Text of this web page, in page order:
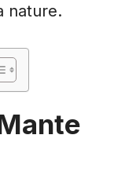
nature.